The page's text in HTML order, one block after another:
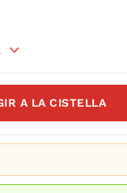
A LA CISTELLA